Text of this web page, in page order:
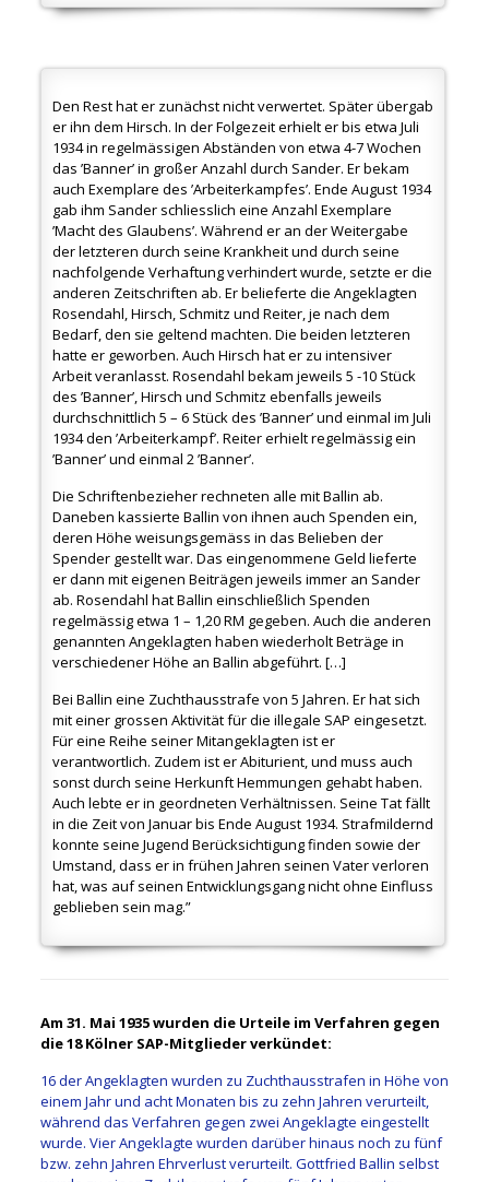
Den Rest hat er zunächst nicht verwertet. Später übergab
er ihn dem Hirsch. In der Folgezeit erhielt er bis etwa Juli
1934 in regelmässigen Abständen von etwa 4-7 Wochen
das ’Banner’ in großer Anzahl durch Sander. Er bekam
auch Exemplare des ’Arbeiterkampfes’. Ende August 1934
gab ihm Sander schliesslich eine Anzahl Exemplare
’Macht des Glaubens’. Während er an der Weitergabe
der letzteren durch seine Krankheit und durch seine
nachfolgende Verhaftung verhindert wurde, setzte er die
anderen Zeitschriften ab. Er belieferte die Angeklagten
Rosendahl, Hirsch, Schmitz und Reiter, je nach dem
Bedarf, den sie geltend machten. Die beiden letzteren
hatte er geworben. Auch Hirsch hat er zu intensiver
Arbeit veranlasst. Rosendahl bekam jeweils 5 -10 Stück
des ’Banner’, Hirsch und Schmitz ebenfalls jeweils
durchschnittlich 5 – 6 Stück des ’Banner’ und einmal im Juli
1934 den ’Arbeiterkampf’. Reiter erhielt regelmässig ein
’Banner’ und einmal 2 ’Banner’.
Die Schriftenbezieher rechneten alle mit Ballin ab.
Daneben kassierte Ballin von ihnen auch Spenden ein,
deren Höhe weisungsgemäss in das Belieben der
Spender gestellt war. Das eingenommene Geld lieferte
er dann mit eigenen Beiträgen jeweils immer an Sander
ab. Rosendahl hat Ballin einschließlich Spenden
regelmässig etwa 1 – 1,20 RM gegeben. Auch die anderen
genannten Angeklagten haben wiederholt Beträge in
verschiedener Höhe an Ballin abgeführt. […]
Bei Ballin eine Zuchthausstrafe von 5 Jahren. Er hat sich
mit einer grossen Aktivität für die illegale SAP eingesetzt.
Für eine Reihe seiner Mitangeklagten ist er
verantwortlich. Zudem ist er Abiturient, und muss auch
sonst durch seine Herkunft Hemmungen gehabt haben.
Auch lebte er in geordneten Verhältnissen. Seine Tat fällt
in die Zeit von Januar bis Ende August 1934. Strafmildernd
konnte seine Jugend Berücksichtigung finden sowie der
Umstand, dass er in frühen Jahren seinen Vater verloren
hat, was auf seinen Entwicklungsgang nicht ohne Einfluss
geblieben sein mag.”
Am 31. Mai 1935 wurden die Urteile im Verfahren gegen
die 18 Kölner SAP-Mitglieder verkündet:
16 der Angeklagten wurden zu Zuchthausstrafen in Höhe von
einem Jahr und acht Monaten bis zu zehn Jahren verurteilt,
während das Verfahren gegen zwei Angeklagte eingestellt
wurde. Vier Angeklagte wurden darüber hinaus noch zu fünf
bzw. zehn Jahren Ehrverlust verurteilt. Gottfried Ballin selbst